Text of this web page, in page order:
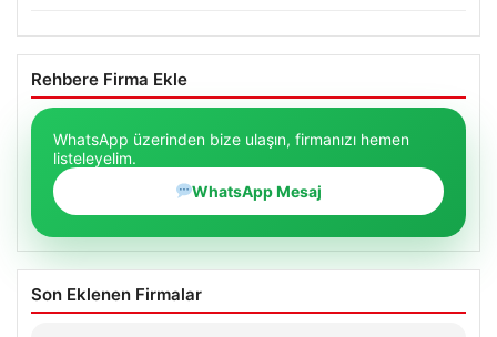
Rehbere Firma Ekle
WhatsApp üzerinden bize ulaşın, firmanızı hemen
listeleyelim.
WhatsApp Mesaj
Son Eklenen Firmalar